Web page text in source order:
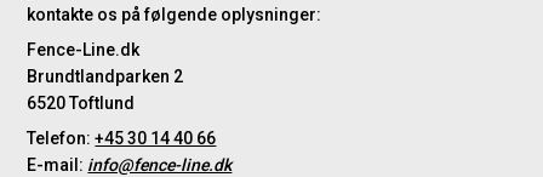
kontakte os på følgende oplysninger:
Fence-Line.dk
Brundtlandparken 2
6520 Toftlund
Telefon:+45 30 14 40 66
E-mail: info@fence-line.dk